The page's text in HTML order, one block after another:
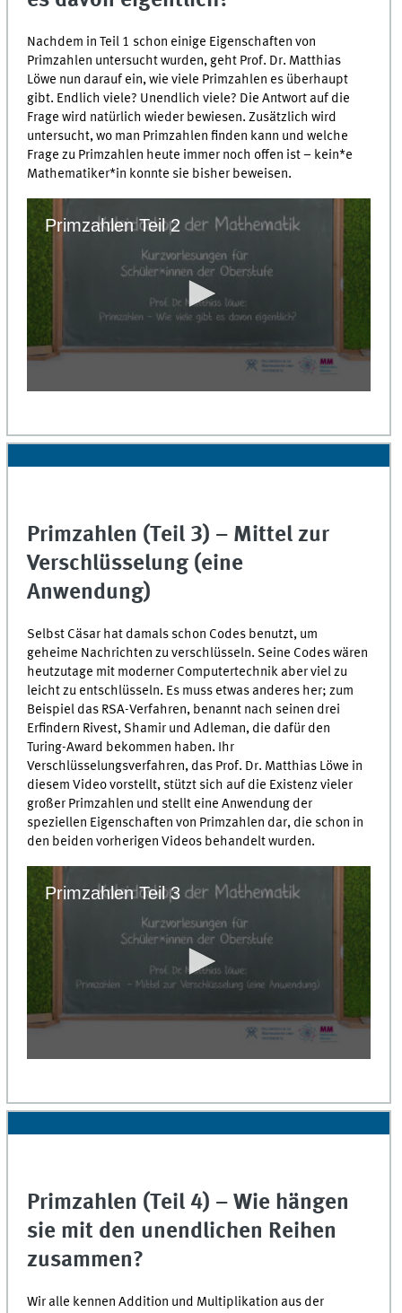
Nachdem in Teil 1 schon einige Eigenschaften von
Primzahlen untersucht wurden, geht Prof. Dr. Matthias
Löwe nun darauf ein, wie viele Primzahlen es überhaupt
gibt. Endlich viele? Unendlich viele? Die Antwort auf die
Frage wird natürlich wieder bewiesen. Zusätzlich wird
untersucht, wo man Primzahlen finden kann und welche
Frage zu Primzahlen heute immer noch offen ist – kein*e
Mathematiker*in konnte sie bisher beweisen.
Primzahlen Teil 2
0
Primzahlen (Teil 3) – Mittel zur
Verschlüsselung (eine
Anwendung)
Selbst Cäsar hat damals schon Codes benutzt, um
geheime Nachrichten zu verschlüsseln. Seine Codes wären
heutzutage mit moderner Computertechnik aber viel zu
leicht zu entschlüsseln. Es muss etwas anderes her; zum
Beispiel das RSA-Verfahren, benannt nach seinen drei
Erfindern Rivest, Shamir und Adleman, die dafür den
Turing-Award bekommen haben. Ihr
Verschlüsselungsverfahren, das Prof. Dr. Matthias Löwe in
diesem Video vorstellt, stützt sich auf die Existenz vieler
großer Primzahlen und stellt eine Anwendung der
speziellen Eigenschaften von Primzahlen dar, die schon in
den beiden vorherigen Videos behandelt wurden.
Primzahlen Teil 3
0
Primzahlen (Teil 4) – Wie hängen
sie mit den unendlichen Reihen
zusammen?
Wir alle kennen Addition und Multiplikation aus der